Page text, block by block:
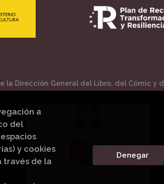
Dirección General del Libro, del Cómic y
a
del
y cookies
través de la
Denegar